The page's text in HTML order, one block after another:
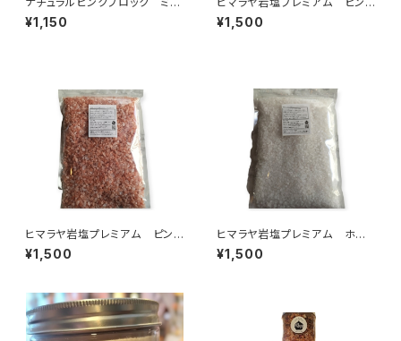
ロックソルト
¥1,150
ブロック〈ランダム〉1㎏
¥1,500
ヒマラヤ岩塩プレミアム ピンク
〈チップ〉1kg
¥1,500
ヒマラヤ岩塩プレミアム ホワ
イト〈チップ〉1㎏
¥1,500